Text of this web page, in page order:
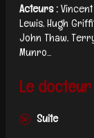
Acteurs :
Lewis, Hugh
John Thaw,
Munro...
Le
Suite